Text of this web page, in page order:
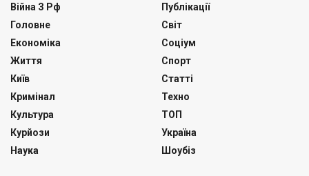
Війна З Рф
Головне
Економіка
Життя
Київ
Кримінал
Культура
Курйози
Наука
Публікації
Світ
Соціум
Спорт
Статті
Техно
ТОП
Україна
Шоубіз